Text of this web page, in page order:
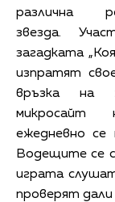
различна
звезда.
загадката
изпратят
връзка на
микросайт
ежедневно се
Водещите се
играта
проверят дали